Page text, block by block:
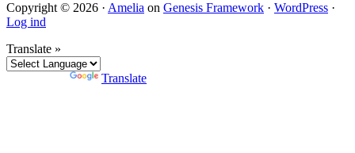
Copyright © 2026 · Amelia on Genesis Framework · WordPress ·
Log ind
Translate »
Translate